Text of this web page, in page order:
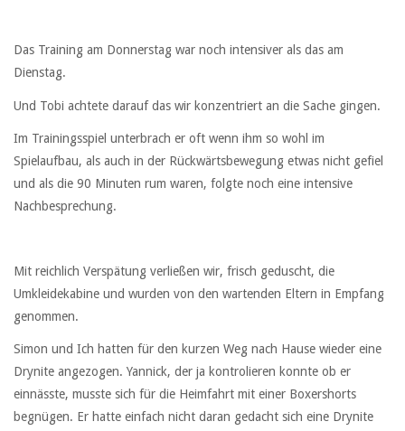
Das Training am Donnerstag war noch intensiver als das am
Dienstag.
Und Tobi achtete darauf das wir konzentriert an die Sache gingen.
Im Trainingsspiel unterbrach er oft wenn ihm so wohl im
Spielaufbau, als auch in der Rückwärtsbewegung etwas nicht gefiel
und als die 90 Minuten rum waren, folgte noch eine intensive
Nachbesprechung.
Mit reichlich Verspätung verließen wir, frisch geduscht, die
Umkleidekabine und wurden von den wartenden Eltern in Empfang
genommen.
Simon und Ich hatten für den kurzen Weg nach Hause wieder eine
Drynite angezogen. Yannick, der ja kontrolieren konnte ob er
einnässte, musste sich für die Heimfahrt mit einer Boxershorts
begnügen. Er hatte einfach nicht daran gedacht sich eine Drynite